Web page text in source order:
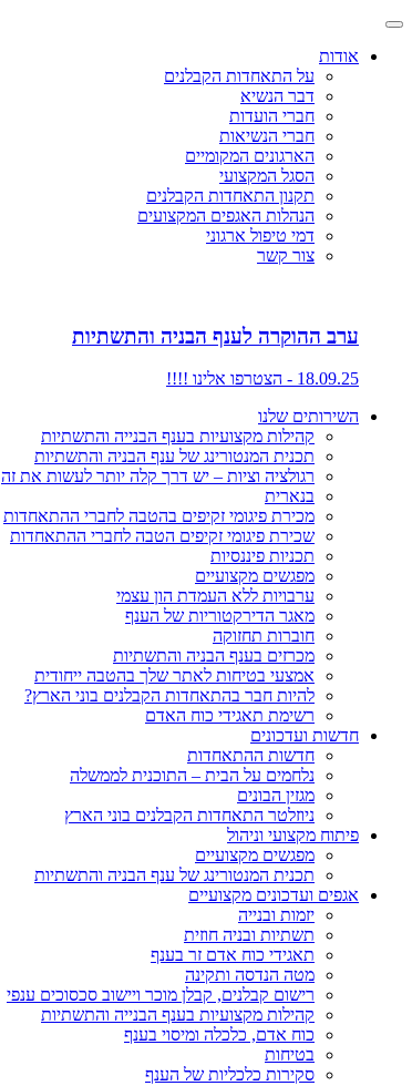
אודות
על התאחדות הקבלנים
דבר הנשיא
חברי הועדות
חברי הנשיאות
הארגונים המקומיים
הסגל המקצועי
תקנון התאחדות הקבלנים
הנהלות האגפים המקצועים
דמי טיפול ארגוני
צור קשר
ערב ההוקרה לענף הבניה והתשתיות
18.09.25 - הצטרפו אלינו !!!!
השירותים שלנו
קהילות מקצועיות בענף הבנייה והתשתיות
תכנית המנטורינג של ענף הבניה והתשתיות
רגולציה וציות – יש דרך קלה יותר לעשות את זה
בנארית
מכירת פיגומי זקיפים בהטבה לחברי ההתאחדות
שכירת פיגומי זקיפים הטבה לחברי ההתאחדות
תכניות פיננסיות
מפגשים מקצועיים
ערבויות ללא העמדת הון עצמי
מאגר הדירקטוריות של הענף
חוברות תחזוקה
מכרזים בענף הבניה והתשתיות
אמצעי בטיחות לאתר שלך בהטבה ייחודית
להיות חבר בהתאחדות הקבלנים בוני הארץ?
רשימת תאגידי כוח האדם
חדשות ועדכונים
חדשות ההתאחדות
נלחמים על הבית – התוכנית לממשלה
מגזין הבונים
ניוזלטר התאחדות הקבלנים בוני הארץ
פיתוח מקצועי וניהול
מפגשים מקצועיים
תכנית המנטורינג של ענף הבניה והתשתיות
אגפים ועדכונים מקצועיים
יזמות ובנייה
תשתיות ובניה חוזית
תאגידי כוח אדם זר בענף
מטה הנדסה ותקינה
רישום קבלנים, קבלן מוכר ויישוב סכסוכים ענפי
קהילות מקצועיות בענף הבנייה והתשתיות
כוח אדם, כלכלה ומיסוי בענף
בטיחות
סקירות כלכליות של הענף